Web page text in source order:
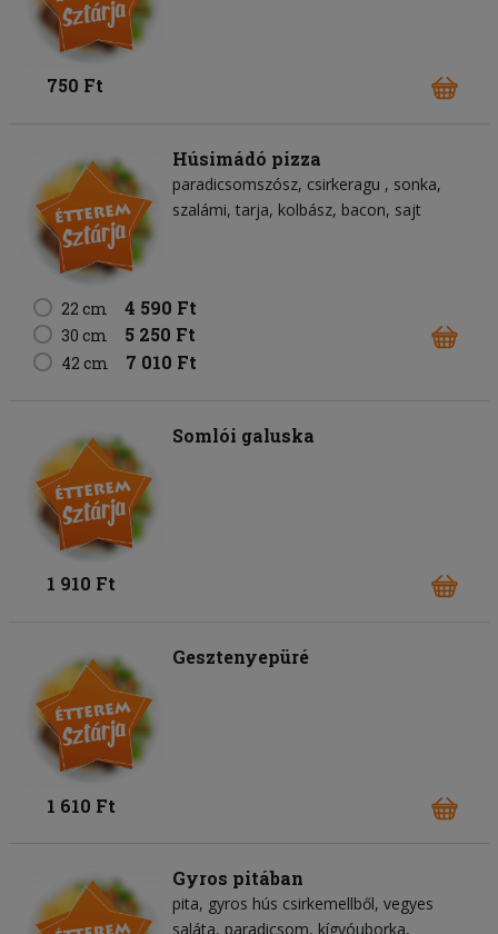
750 Ft
Húsimádó pizza
paradicsomszósz csirkeragu
sonka
szalámi tarja kolbász bacon sajt
22 cm 4 590 Ft
30 cm 5 250 Ft
42 cm 7 010 Ft
Somlói galuska
1 910 Ft
Gesztenyepüré
1 610 Ft
Gyros pitában
pita gyros hús csirkemellből vegyes
saláta paradicsom kígyóuborka